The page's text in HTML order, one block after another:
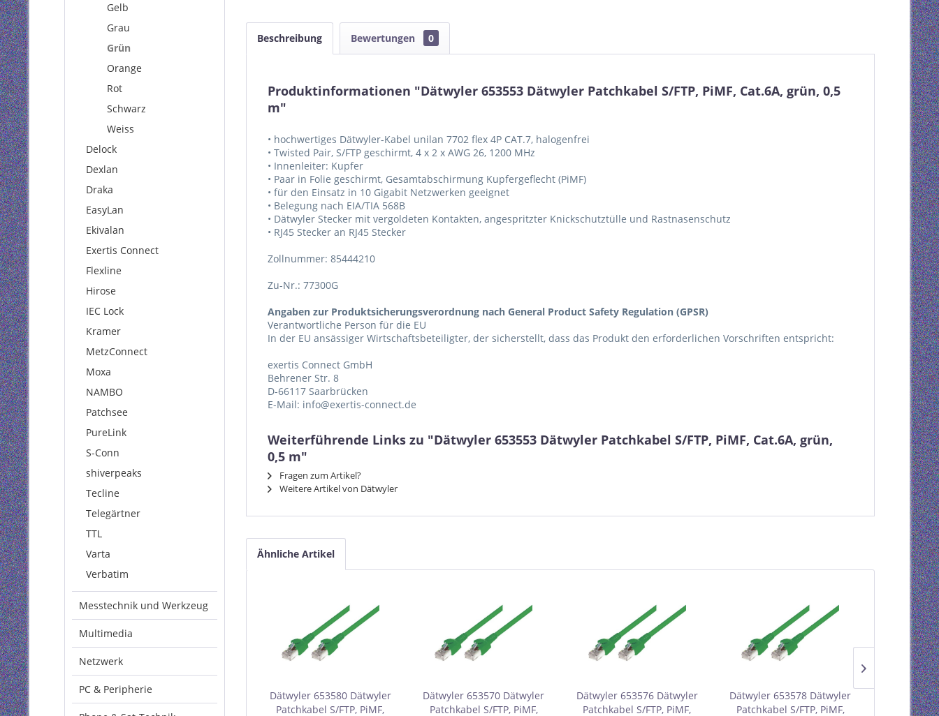
Gelb
Grau
Grün
Orange
Rot
Schwarz
Weiss
Delock
Dexlan
Draka
EasyLan
Ekivalan
Exertis Connect
Flexline
Hirose
IEC Lock
Kramer
MetzConnect
Moxa
NAMBO
Patchsee
PureLink
S-Conn
shiverpeaks
Tecline
Telegärtner
TTL
Varta
Verbatim
Messtechnik und Werkzeug
Multimedia
Netzwerk
PC & Peripherie
Beschreibung Bewertungen 0
Produktinformationen "Dätwyler 653553 Dätwyler Patchkabel S/FTP, PiMF, Cat.6A, grün, 0,5
m"
• hochwertiges Dätwyler-Kabel unilan 7702 flex 4P CAT.7, halogenfrei
• Twisted Pair, S/FTP geschirmt, 4 x 2 x AWG 26, 1200 MHz
• Innenleiter: Kupfer
• Paar in Folie geschirmt, Gesamtabschirmung Kupfergeflecht (PiMF)
• für den Einsatz in 10 Gigabit Netzwerken geeignet
• Belegung nach EIA/TIA 568B
• Dätwyler Stecker mit vergoldeten Kontakten, angespritzter Knickschutztülle und Rastnasenschutz
• RJ45 Stecker an RJ45 Stecker
Zollnummer: 85444210
Zu-Nr.: 77300G
Angaben zur Produktsicherungsverordnung nach General Product Safety Regulation (GPSR)
Verantwortliche Person für die EU
In der EU ansässiger Wirtschaftsbeteiligter, der sicherstellt, dass das Produkt den erforderlichen Vorschriften entspricht:
exertis Connect GmbH
Behrener Str. 8
D-66117 Saarbrücken
E-Mail: info@exertis-connect.de
Weiterführende Links zu "Dätwyler 653553 Dätwyler Patchkabel S/FTP, PiMF, Cat.6A, grün,
0,5 m"
Fragen zum Artikel?
Weitere Artikel von Dätwyler
Ähnliche Artikel
Dätwyler 653580 Dätwyler
Patchkabel S/FTP, PiMF,
Dätwyler 653570 Dätwyler
Patchkabel S/FTP, PiMF,
Dätwyler 653576 Dätwyler
Patchkabel S/FTP, PiMF,
Dätwyler 653578 Dätwyler
Patchkabel S/FTP, PiMF,
Dätwyler